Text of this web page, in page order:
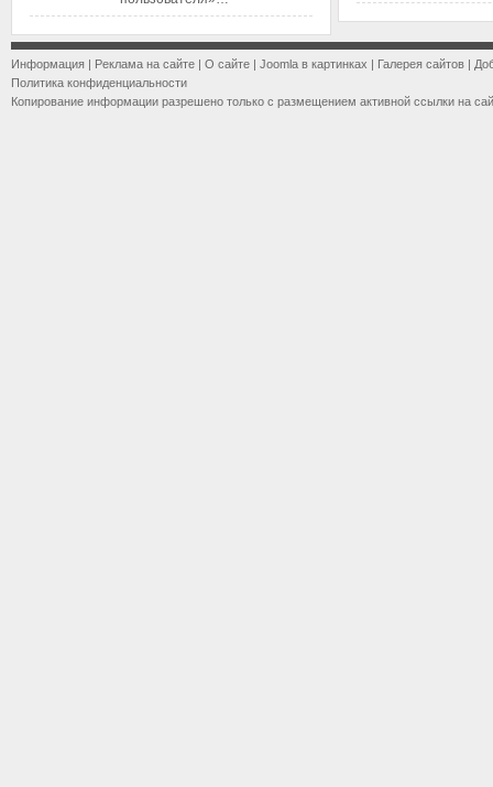
Информация | Реклама на сайте | О сайте | Joomla в картинках | Галерея сайтов |
Политика конфиденциальности
Копирование информации разрешено только с размещением активной ссылки на